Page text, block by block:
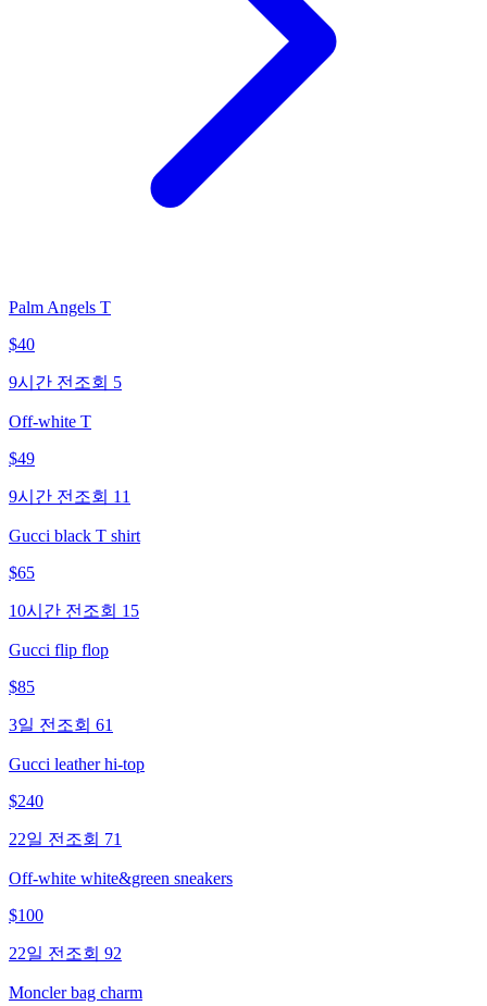
Palm Angels T
$40
9시간 전 조회 5
Off-white T
$49
9시간 전 조회 11
Gucci black T shirt
$65
10시간 전 조회 15
Gucci flip flop
$85
3일 전 조회 61
Gucci leather hi-top
$240
22일 전 조회 71
Off-white white&green sneakers
$100
22일 전 조회 92
Moncler bag charm